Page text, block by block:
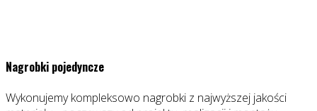
Nagrobki pojedyncze
Wykonujemy kompleksowo nagrobki z najwyższej jakości